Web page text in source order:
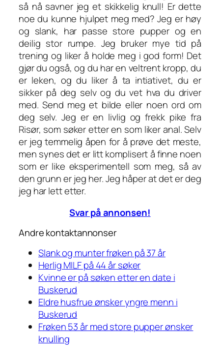
så nå savner jeg et skikkelig knull! Er dette
noe du kunne hjulpet meg med? Jeg er høy
og slank, har passe store pupper og en
deilig stor rumpe. Jeg bruker mye tid på
trening og liker å holde meg i god form! Det
gjør du også, og du har en veltrent kropp, du
er leken, og du liker å ta intiativet, du er
sikker på deg selv og du vet hva du driver
med. Send meg et bilde eller noen ord om
deg selv. Jeg er en livlig og frekk pike fra
Risør, som søker etter en som liker anal. Selv
er jeg temmelig åpen for å prøve det meste,
men synes det er litt komplisert å finne noen
som er like eksperimentell som meg, så av
den grunn er jeg her. Jeg håper at det er deg
jeg har lett etter.
Svar på annonsen!
Andre kontaktannonser
Slank og munter frøken på 37 år
Herlig MILF på 44 år søker
Kvinne er på søken etter en date i
Buskerud
Eldre husfrue ønsker yngre menn i
Buskerud
Frøken 53 år med store pupper ønsker
knulling